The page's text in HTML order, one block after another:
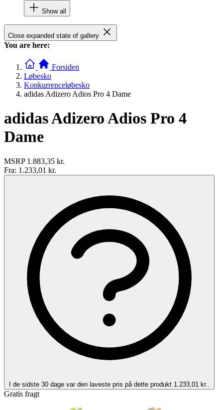
Show all
Close expanded state of gallery
You are here:
Forsiden
Løbesko
Konkurrenceløbesko
adidas Adizero Adios Pro 4 Dame
adidas Adizero Adios Pro 4
Dame
MSRP 1.883,35 kr.
Fra: 1.233,01 kr.
I de sidste 30 dage var den laveste pris på dette produkt 1.233,01 kr..
Gratis fragt